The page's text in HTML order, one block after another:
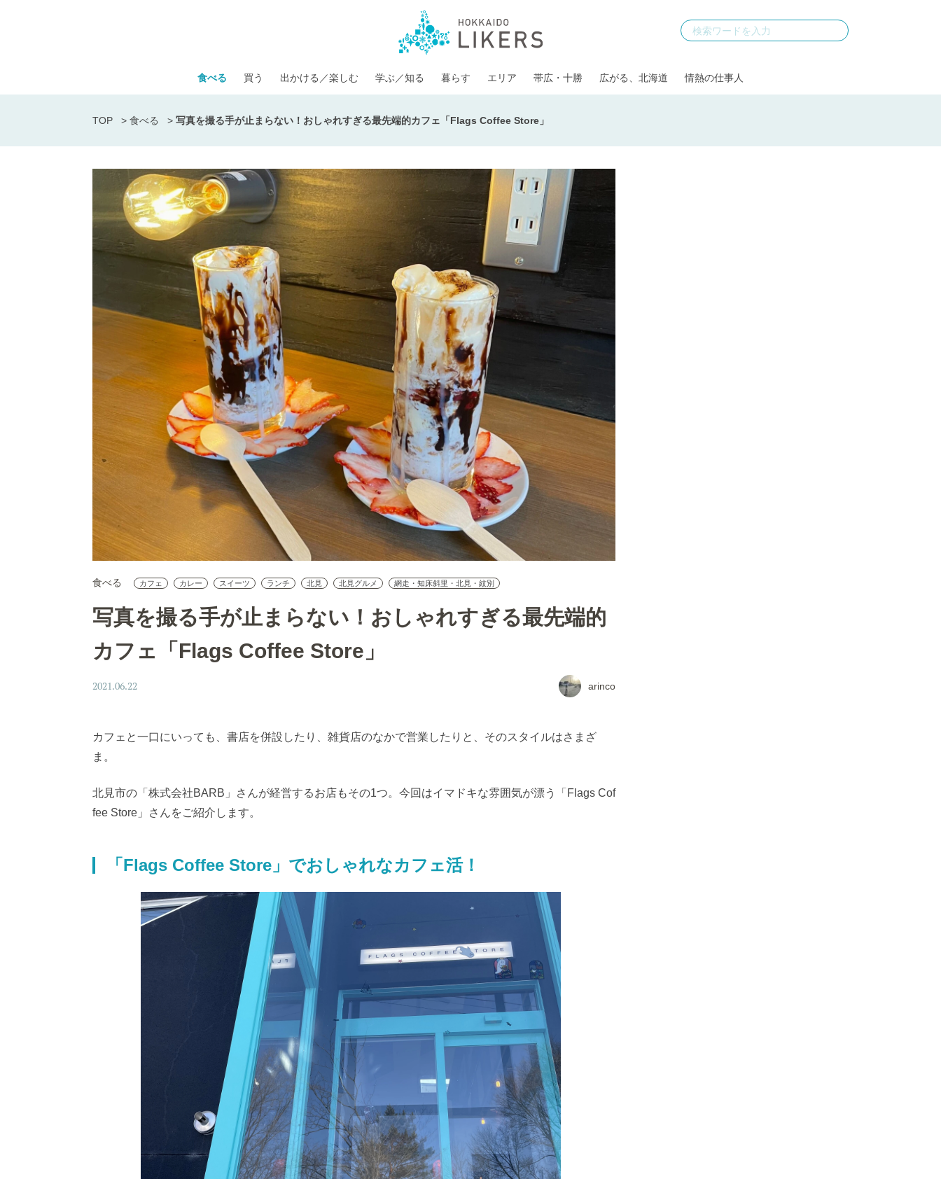
食べる 買う 出かける／楽しむ 学ぶ／知る 暮らす エリア 帯広・十勝 広がる、北海道 情熱の仕事人
TOP > 食べる > 写真を撮る手が止まらない！おしゃれすぎる最先端的カフェ「Flags Coffee Store」
食べる カフェ カレー スイーツ ランチ 北見 北見グルメ 網走・知床斜里・北見・紋別
写真を撮る手が止まらない！おしゃれすぎる最先端的
カフェ「Flags Coffee Store」
2021.06.22 arinco
カフェと一口にいっても、書店を併設したり、雑貨店のなかで営業したりと、そのスタイルはさまざ
ま。
北見市の「株式会社BARB」さんが経営するお店もその1つ。今回はイマドキな雰囲気が漂う「Flags Cof
fee Store」さんをご紹介します。
「Flags Coffee Store」でおしゃれなカフェ活！